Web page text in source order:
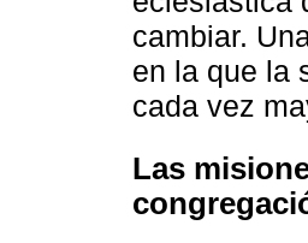
cambiar.
en la que la
cada vez
Las